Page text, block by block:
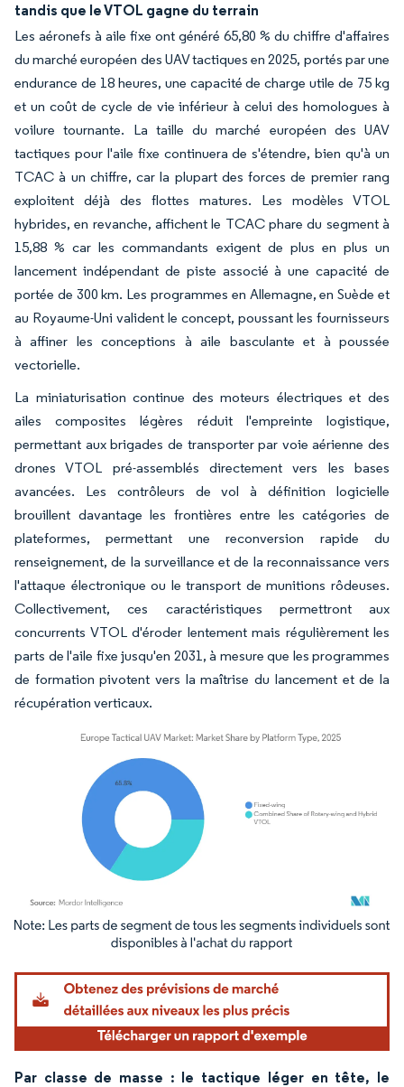
tandis que le VTOL gagne du terrain
Les aéronefs à aile fixe ont généré 65,80 % du chiffre d'affaires
du marché européen des UAV tactiques en 2025, portés par une
endurance de 18 heures, une capacité de charge utile de 75 kg
et un coût de cycle de vie inférieur à celui des homologues à
voilure tournante. La taille du marché européen des UAV
tactiques pour l'aile fixe continuera de s'étendre, bien qu'à un
TCAC à un chiffre, car la plupart des forces de premier rang
exploitent déjà des flottes matures. Les modèles VTOL
hybrides, en revanche, affichent le TCAC phare du segment à
15,88 % car les commandants exigent de plus en plus un
lancement indépendant de piste associé à une capacité de
portée de 300 km. Les programmes en Allemagne, en Suède et
au Royaume-Uni valident le concept, poussant les fournisseurs
à affiner les conceptions à aile basculante et à poussée
vectorielle.
La miniaturisation continue des moteurs électriques et des
ailes composites légères réduit l'empreinte logistique,
permettant aux brigades de transporter par voie aérienne des
drones VTOL pré-assemblés directement vers les bases
avancées. Les contrôleurs de vol à définition logicielle
brouillent davantage les frontières entre les catégories de
plateformes, permettant une reconversion rapide du
renseignement, de la surveillance et de la reconnaissance vers
l'attaque électronique ou le transport de munitions rôdeuses.
Collectivement, ces caractéristiques permettront aux
concurrents VTOL d'éroder lentement mais régulièrement les
parts de l'aile fixe jusqu'en 2031, à mesure que les programmes
de formation pivotent vers la maîtrise du lancement et de la
récupération verticaux.
Image © Mordor Intelligence. La réutilisation nécessite une attribution sous CC BY
Par classe de masse : le tactique léger en tête, le